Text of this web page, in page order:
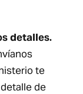
detalles.
te
de